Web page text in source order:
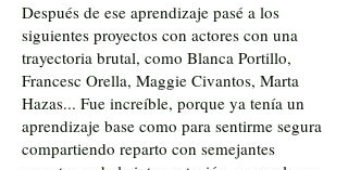
Después de ese aprendizaje pasé a los
siguientes proyectos con actores con una
trayectoria brutal, como Blanca Portillo,
Francesc Orella, Maggie Civantos, Marta
Hazas... Fue increíble, porque ya tenía un
aprendizaje base como para sentirme segura
compartiendo reparto con semejantes